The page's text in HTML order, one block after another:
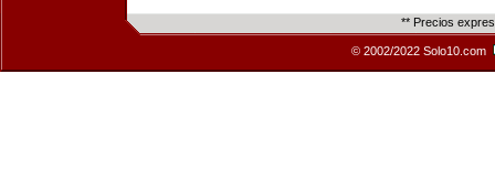
** Precios
© 2002/2022 Solo10.com